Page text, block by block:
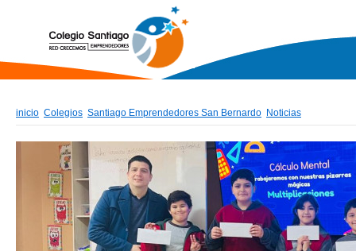
inicio Colegios Santiago Emprendedores San Bernardo Noticias